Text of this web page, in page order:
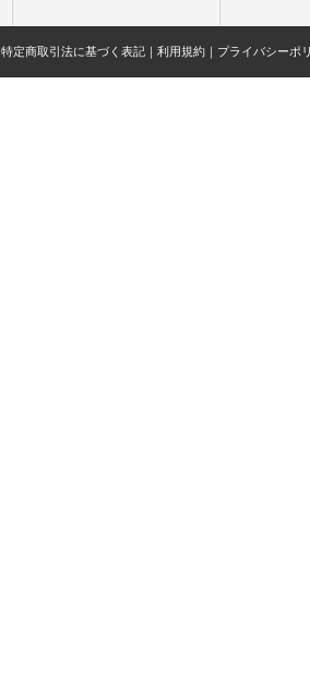
特定商取引法に基づく表記 利用規約 プライバシーポ